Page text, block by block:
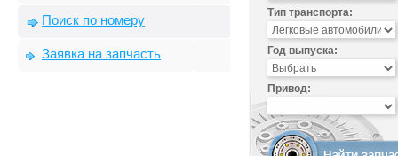
Поиск по номеру
Заявка на запчасть
Тип транспорта:
Год выпуска:
Привод: